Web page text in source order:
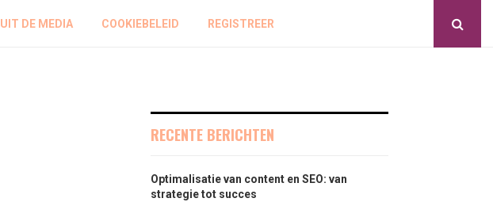
UIT DE MEDIA COOKIEBELEID REGISTREER
RECENTE BERICHTEN
Optimalisatie van content en SEO: van
strategie tot succes